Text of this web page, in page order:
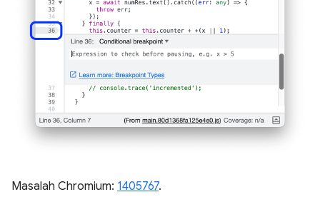
Masalah Chromium: 1405767.